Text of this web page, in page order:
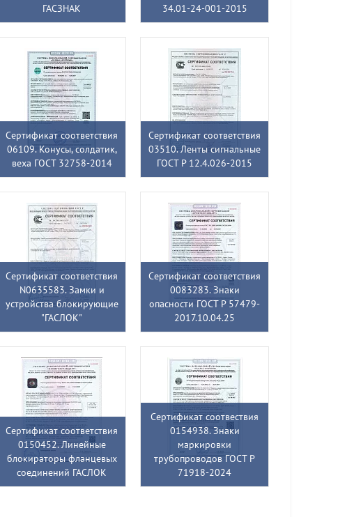
ГАСЗНАК
34.01-24-001-2015
Сертификат соответствия
06109. Конусы, солдатик,
веха ГОСТ 32758-2014
Сертификат соответствия
03510. Ленты сигнальные
ГОСТ Р 12.4.026-2015
Сертификат соответствия
N0635583. Замки и
устройства блокирующие
"ГАСЛОК"
Сертификат соответствия
0083283. Знаки
опасности ГОСТ Р 57479-
2017.10.04.25
Сертификат соответствия
0150452. Линейные
блокираторы фланцевых
соединений ГАСЛОК
Сертификат соотвествия
0154938. Знаки
маркировки
трубопроводов ГОСТ Р
71918-2024